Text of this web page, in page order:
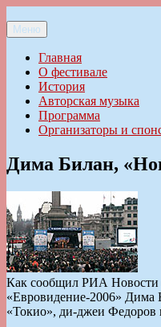
к
содержимому
Ильменский фестиваль
Меню
Главная
О фестивале
История
Авторская музыка
Программа
Организаторы и
Дима Билан,
Как сообщил РИА Новости
«Евровидение-2006» Дима
«Токио», ди-джеи Федоров